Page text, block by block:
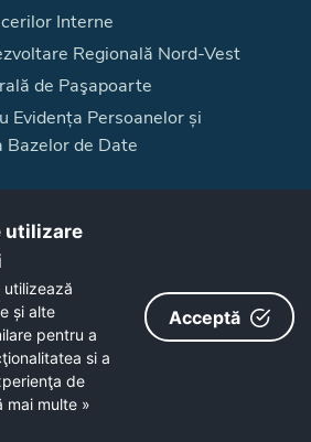
Interne
Regională Nord-Vest
de Paşapoarte
Evidența Persoanelor și
de Date
Administrativă 2014-2020,
667/ MySMIS 129687
celelalte programe cofinanțate de Uniunea
să vizitați
www.fonduri-ue.ro.
reprezintă în mod obligatoriu poziția oficială
Întreaga responsabilitate asupra
prezentate revine inițiatorilor site-ului
web.
utilizare
utilizează
și alte
pentru a
si a
de
mai multe »
Acceptă